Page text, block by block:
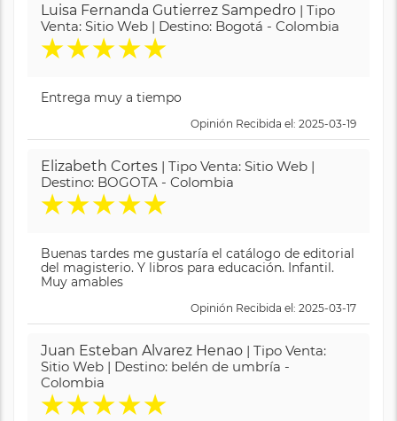
Luisa Fernanda Gutierrez Sampedro | Tipo
Venta: Sitio Web | Destino: Bogotá - Colombia
★★★★★
Entrega muy a tiempo
Opinión Recibida el: 2025-03-19
Elizabeth Cortes | Tipo Venta: Sitio Web |
Destino: BOGOTA - Colombia
★★★★★
Buenas tardes me gustaría el catálogo de editorial
del magisterio. Y libros para educación. Infantil.
Muy amables
Opinión Recibida el: 2025-03-17
Juan Esteban Alvarez Henao | Tipo Venta:
Sitio Web | Destino: belén de umbría -
Colombia
★★★★★